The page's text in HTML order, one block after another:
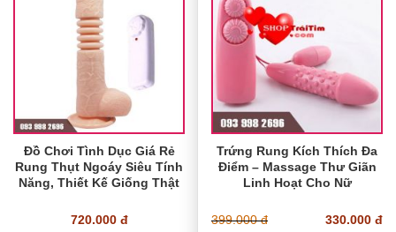
Đồ Chơi Tình Dục Giá Rẻ
Rung Thụt Ngoáy Siêu Tính
Năng, Thiết Kế Giống Thật
720.000 đ
Trứng Rung Kích Thích Đa
Điểm – Massage Thư Giãn
Linh Hoạt Cho Nữ
399.000 đ 330.000 đ